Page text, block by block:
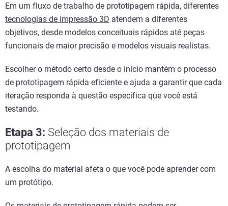
Em um fluxo de trabalho de prototipagem rápida, diferentes
tecnologias de impressão 3D atendem a diferentes
objetivos, desde modelos conceituais rápidos até peças
funcionais de maior precisão e modelos visuais realistas.
Escolher o método certo desde o início mantém o processo
de prototipagem rápida eficiente e ajuda a garantir que cada
iteração responda à questão específica que você está
testando.
Etapa 3: Seleção dos materiais de
prototipagem
A escolha do material afeta o que você pode aprender com
um protótipo.